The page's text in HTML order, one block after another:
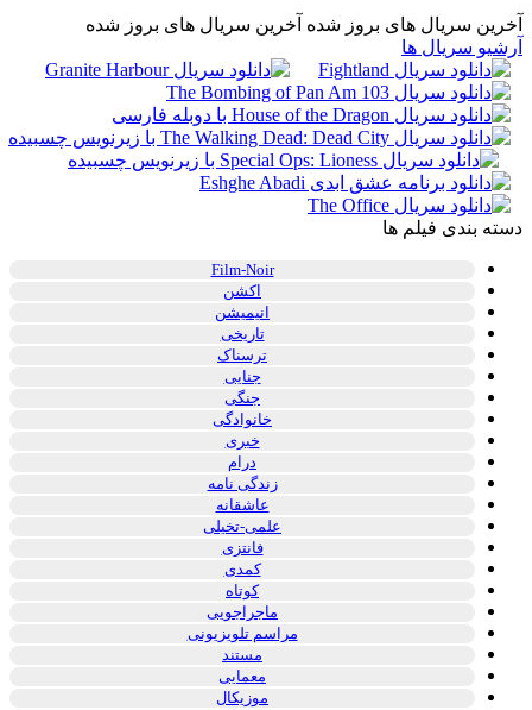
آخرین سریال های بروز شده آخرین سریال های بروز شده
آرشیو سریال ها
دسته بندی فیلم ها
Film-Noir
اکشن
انیمیشن
تاریخی
ترسناک
جنایی
جنگی
خانوادگی
خبری
درام
زندگی نامه
عاشقانه
علمی-تخیلی
فانتزی
کمدی
کوتاه
ماجراجویی
مراسم تلویزیونی
مستند
معمایی
موزیکال